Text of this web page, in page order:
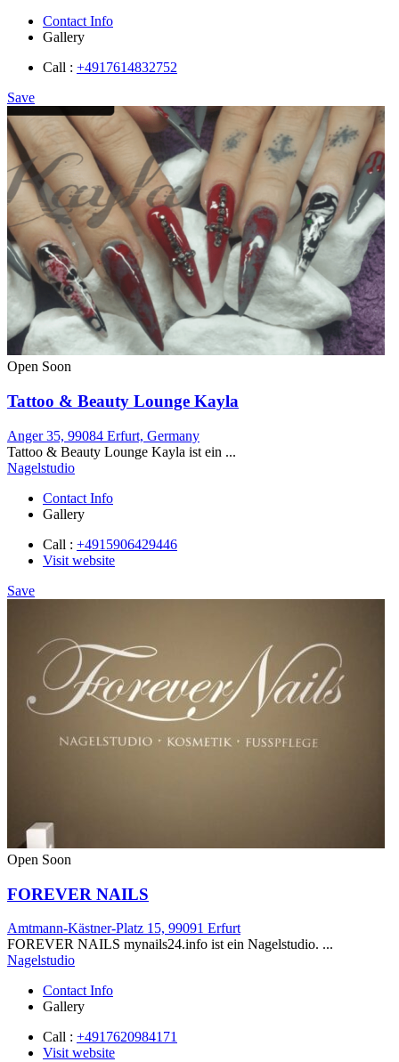
Contact Info
Gallery
Call : +4917614832752
Save
Open Soon
Tattoo & Beauty Lounge Kayla
Anger 35, 99084 Erfurt, Germany
Tattoo & Beauty Lounge Kayla ist ein ...
Nagelstudio
Contact Info
Gallery
Call : +4915906429446
Visit website
Save
Open Soon
FOREVER NAILS
Amtmann-Kästner-Platz 15, 99091 Erfurt
FOREVER NAILS mynails24.info ist ein Nagelstudio. ...
Nagelstudio
Contact Info
Gallery
Call : +4917620984171
Visit website